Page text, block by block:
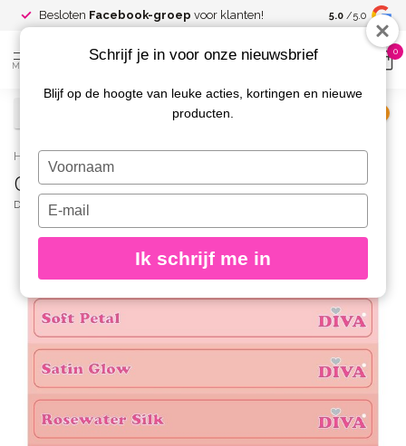
Besloten Facebook-groep voor klanten! Spaar voor
kortingen
5.0 /5.0
MENU
0
Home / Colorpop Stickers Bare Bloom Palette
Colorpop Stickers Bare Bloom Palette
DIVA
Schrijf je in voor onze nieuwsbrief
Blijf op de hoogte van leuke acties, kortingen en nieuwe
producten.
Typ
je
naam
Typ
je
e-
in
Ik schrijf me in